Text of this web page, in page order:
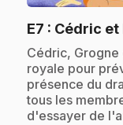
E7 : Cédric
.Cédric, Grogne
royale pour
présence du
tous les
d'essayer de